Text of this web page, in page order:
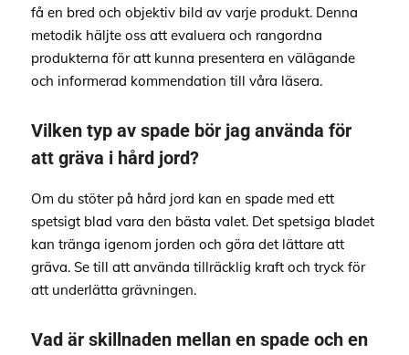
få en bred och objektiv bild av varje produkt. Denna
metodik häljte oss att evaluera och rangordna
produkterna för att kunna presentera en välägande
och informerad kommendation till våra läsera.
Vilken typ av spade bör jag använda för
att gräva i hård jord?
Om du stöter på hård jord kan en spade med ett
spetsigt blad vara den bästa valet. Det spetsiga bladet
kan tränga igenom jorden och göra det lättare att
gräva. Se till att använda tillräcklig kraft och tryck för
att underlätta grävningen.
Vad är skillnaden mellan en spade och en